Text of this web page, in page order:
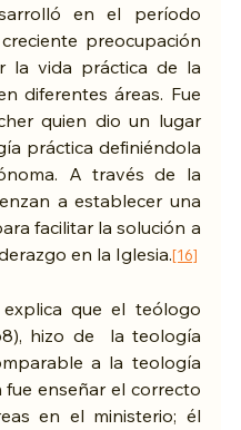
en el período
preocupación
la vida práctica de la
diferentes áreas. Fue
quien dio un lugar
práctica definiéndola
A través de la
a establecer una
facilitar la solución a
en la Iglesia.[16]
que el teólogo
hizo de  la teología
a la teología
fue enseñar el correcto
en el ministerio; él